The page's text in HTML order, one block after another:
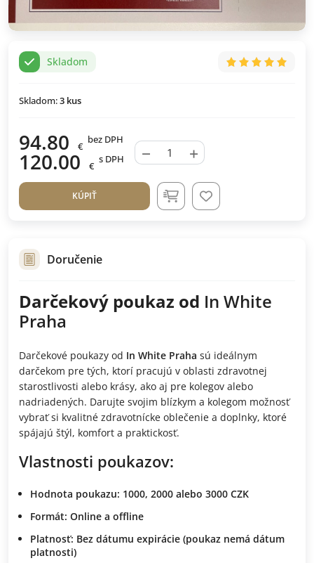
Skladom
Skladom:3 kus
94.80 €
bez DPH
120.00 €
s DPH − +
KÚPIŤ
Doručenie
Darčekový poukaz od In White
Praha
Darčekové poukazy od In White Praha sú ideálnym
darčekom pre tých, ktorí pracujú v oblasti zdravotnej
starostlivosti alebo krásy, ako aj pre kolegov alebo
nadriadených. Darujte svojim blízkym a kolegom možnosť
vybrať si kvalitné zdravotnícke oblečenie a doplnky, ktoré
spájajú štýl, komfort a praktickosť.
Vlastnosti poukazov:
Hodnota poukazu: 1000, 2000 alebo 3000 CZK
Formát: Online a offline
Platnosť: Bez dátumu expirácie (poukaz nemá dátum
platnosti)